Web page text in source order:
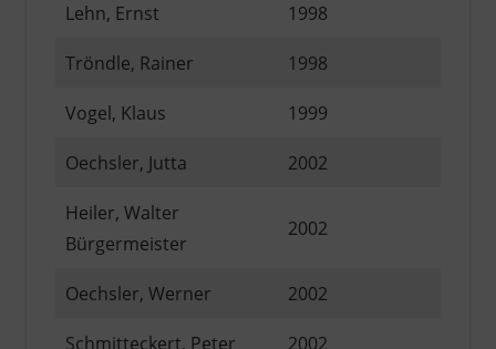
Lehn, Ernst 1998
Tröndle, Rainer 1998
Vogel, Klaus 1999
Oechsler, Jutta 2002
Heiler, Walter
Bürgermeister
2002
Oechsler, Werner 2002
Schmitteckert, Peter 2002